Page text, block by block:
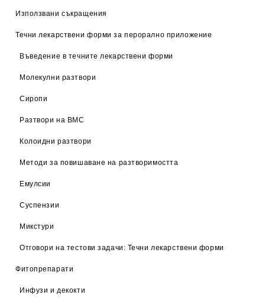
Използвани съкращения
Течни лекарствени форми за перорално приложение
Въведение в течните лекарствени форми
Молекулни разтвори
Сиропи
Разтвори на ВМС
Колоидни разтвори
Методи за повишаване на разтворимостта
Емулсии
Суспензии
Микстури
Отговори на тестови задачи: Течни лекарствени форми
Фитопрепарати
Инфузи и декокти